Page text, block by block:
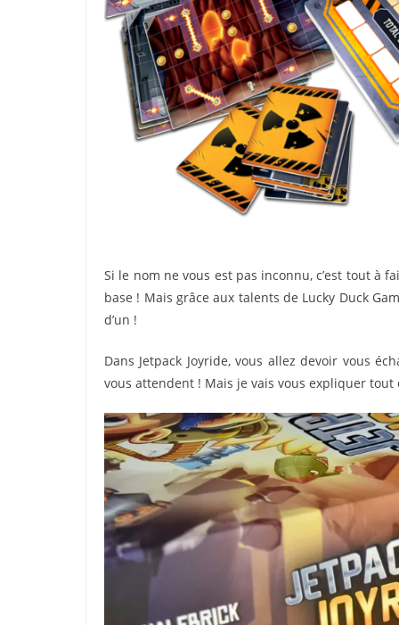
Si le nom ne vous est pas inconnu, c’est tout à
base ! Mais grâce aux talents de Lucky Duck
d’un !
Dans Jetpack Joyride, vous allez devoir vous
vous attendent ! Mais je vais vous expliquer tout